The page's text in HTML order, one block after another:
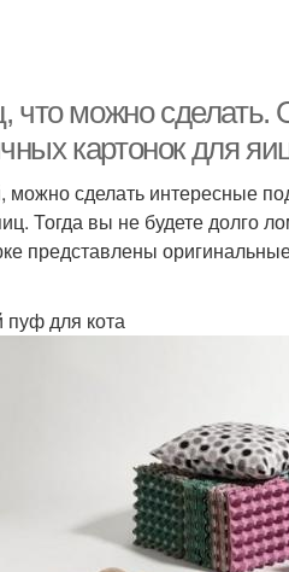
что можно
картонок для
сделать интересные
Тогда вы не будете долго
представлены
для кота